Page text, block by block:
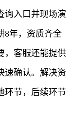
询入口并现场演
8年，资质齐全
，客服还能提供
速确认。解决资
环节，后续环节